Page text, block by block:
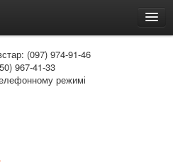
(097) 974-91-46
967-41-33
режимі